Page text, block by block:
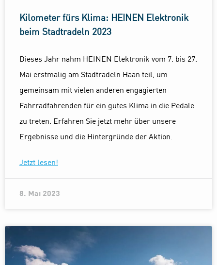
Kilometer fürs Klima: HEINEN Elektronik
beim Stadtradeln 2023
Dieses Jahr nahm HEINEN Elektronik vom 7. bis 27.
Mai erstmalig am Stadtradeln Haan teil, um
gemeinsam mit vielen anderen engagierten
Fahrradfahrenden für ein gutes Klima in die Pedale
zu treten. Erfahren Sie jetzt mehr über unsere
Ergebnisse und die Hintergründe der Aktion.
Jetzt lesen!
8. Mai 2023